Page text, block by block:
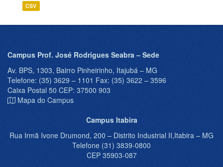
CSV
Campus Prof. José Rodrigues Seabra – Sede
Av. BPS, 1303, Bairro Pinheirinho, Itajubá – MG
Telefone: (35) 3629 – 1101 Fax: (35) 3622 – 3596
Caixa Postal 50 CEP: 37500 903
Mapa do Campus
Campus Itabira
Rua Irmã Ivone Drumond, 200 – Distrito Industrial II,Itabira – MG
Telefone (31) 3839-0800
CEP 35903-087